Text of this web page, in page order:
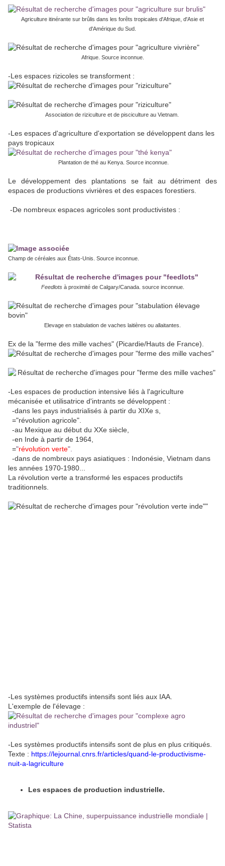
Agriculture itinérante sur brûlis dans les forêts tropicales d'Afrique, d'Asie et
d'Amérique du Sud.
Afrique. Source inconnue.
-Les espaces rizicoles se transforment :
Association de riziculture et de pisciculture au Vietnam.
-Les espaces d'agriculture d'exportation se développent dans les
pays tropicaux
Plantation de thé au Kenya. Source inconnue.
Le développement des plantations se fait au détriment des
espaces de productions vivrières et des espaces forestiers.
-De nombreux espaces agricoles sont productivistes :
Champ de céréales aux États-Unis. Source inconnue.
Feedlotsà proximité de Calgary/Canada. source inconnue.
Elevage en stabulation de vaches laitières ou allaitantes.
Ex de la "ferme des mille vaches" (Picardie/Hauts de France).
-Les espaces de production intensive liés à l'agriculture
mécanisée et utilisatrice d'intrants se développent :
-dans les pays industrialisés à partir du XIXe s,
="révolution agricole".
-au Mexique au début du XXe siècle,
-en Inde à partir de 1964,
="révolution verte".
-dans de nombreux pays asiatiques : Indonésie, Vietnam dans
les années 1970-1980...
La révolution verte a transformé les espaces productifs
traditionnels.
-Les systèmes productifs intensifs sont liés aux IAA.
L'exemple de l'élevage :
-Les systèmes productifs intensifs sont de plus en plus critiqués.
Texte : https://lejournal.cnrs.fr/articles/quand-le-productivisme-
nuit-a-lagriculture
Les espaces de production industrielle.